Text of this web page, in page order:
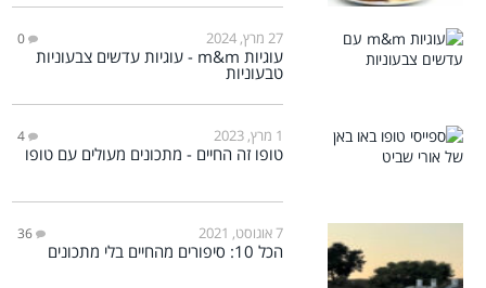
27 מרץ, 2024 0
עוגיות m&m - עוגיות עדשים צבעוניות
טבעוניות
1 מרץ, 2023 4
טופו זה החיים - מתכונים מעולים עם טופו
7 אוגוסט, 2021 36
הכל 10: סיפורים מהחיים בלי מתכונים